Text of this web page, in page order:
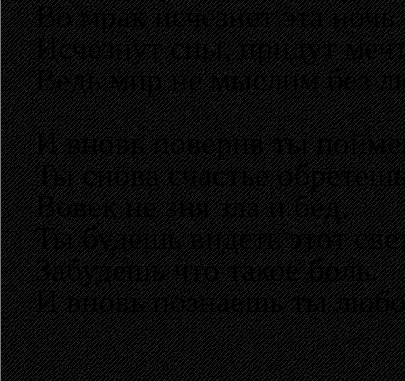
Во мрак исчезнет эта ночь.
Исчезнут сны, придут
Ведь мир не мыслим без
И вновь поверив ты
Ты снова счастье
Вовек не зня зла и бед.
Ты будешь видеть этот
Забудешь что такое боль.
И вновь познаешь ты